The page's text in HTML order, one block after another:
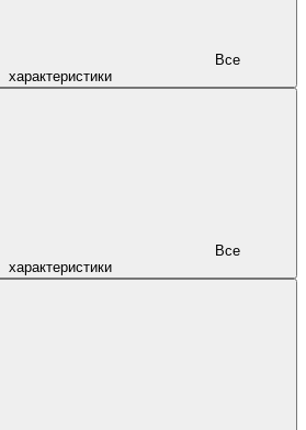
характеристики
характеристики